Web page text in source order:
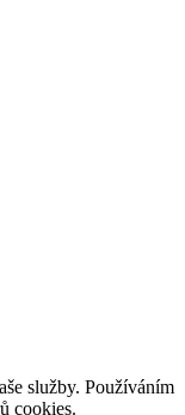
služby. Používáním
cookies.